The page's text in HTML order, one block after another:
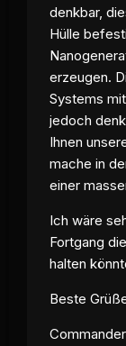
denkbar,
Hülle
erzeugen.
Systems
jedoch
Ihnen
mache in
einer
Ich wäre
Fortgang
halten
Beste